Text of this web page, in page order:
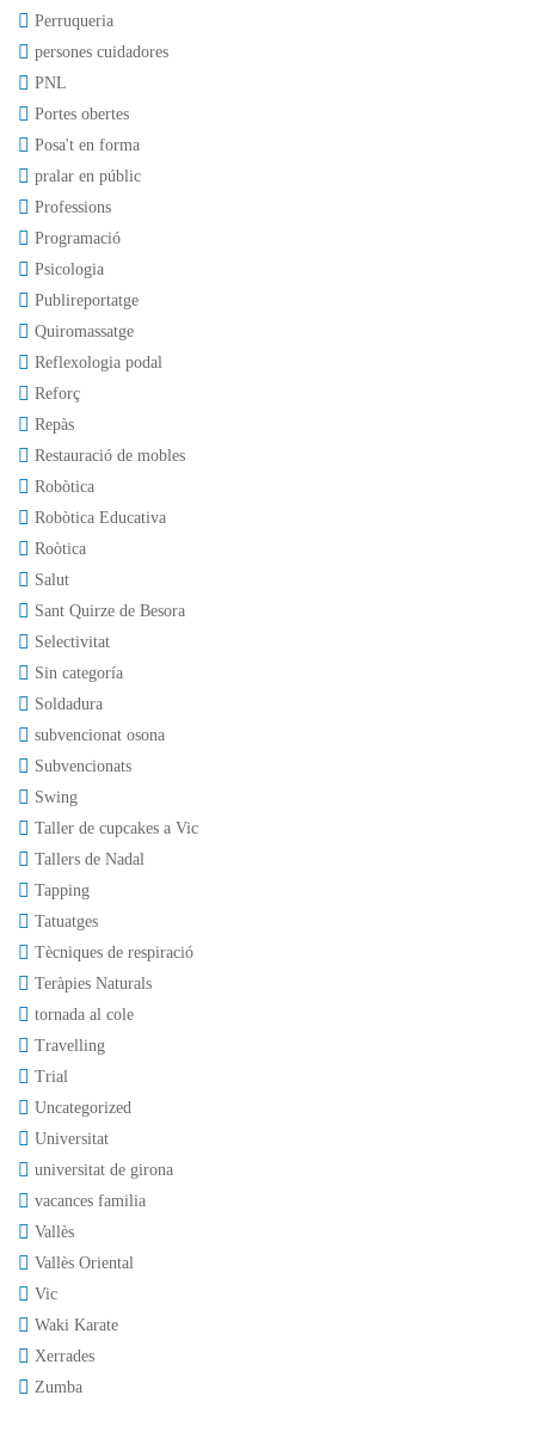
Perruqueria
persones cuidadores
PNL
Portes obertes
Posa't en forma
pralar en públic
Professions
Programació
Psicologia
Publireportatge
Quiromassatge
Reflexologia podal
Reforç
Repàs
Restauració de mobles
Robòtica
Robòtica Educativa
Roòtica
Salut
Sant Quirze de Besora
Selectivitat
Sin categoría
Soldadura
subvencionat osona
Subvencionats
Swing
Taller de cupcakes a Vic
Tallers de Nadal
Tapping
Tatuatges
Tècniques de respiració
Teràpies Naturals
tornada al cole
Travelling
Trial
Uncategorized
Universitat
universitat de girona
vacances familia
Vallès
Vallès Oriental
Vic
Waki Karate
Xerrades
Zumba